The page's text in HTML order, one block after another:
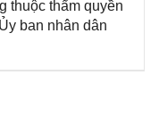
thuộc thẩm quyền
ban nhân dân